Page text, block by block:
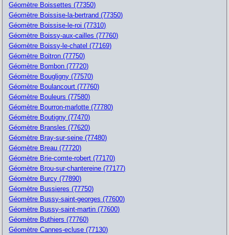
Géomètre Boissettes (77350)
Géomètre Boissise-la-bertrand (77350)
Géomètre Boissise-le-roi (77310)
Géomètre Boissy-aux-cailles (77760)
Géomètre Boissy-le-chatel (77169)
Géomètre Boitron (77750)
Géomètre Bombon (77720)
Géomètre Bougligny (77570)
Géomètre Boulancourt (77760)
Géomètre Bouleurs (77580)
Géomètre Bourron-marlotte (77780)
Géomètre Boutigny (77470)
Géomètre Bransles (77620)
Géomètre Bray-sur-seine (77480)
Géomètre Breau (77720)
Géomètre Brie-comte-robert (77170)
Géomètre Brou-sur-chantereine (77177)
Géomètre Burcy (77890)
Géomètre Bussieres (77750)
Géomètre Bussy-saint-georges (77600)
Géomètre Bussy-saint-martin (77600)
Géomètre Buthiers (77760)
Géomètre Cannes-ecluse (77130)